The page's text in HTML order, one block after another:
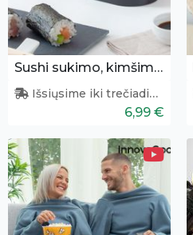
Sushi sukimo, kimšimo aparatas
Išsiųsime iki trečiadienio
6,99 €